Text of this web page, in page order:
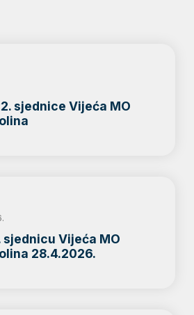
sjednice Vijeća MO
sjednicu Vijeća MO
28.4.2026.